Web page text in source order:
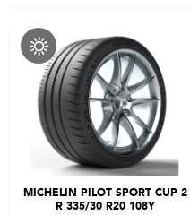
MICHELIN PILOT SPORT CUP 2
R 335/30 R20 108Y